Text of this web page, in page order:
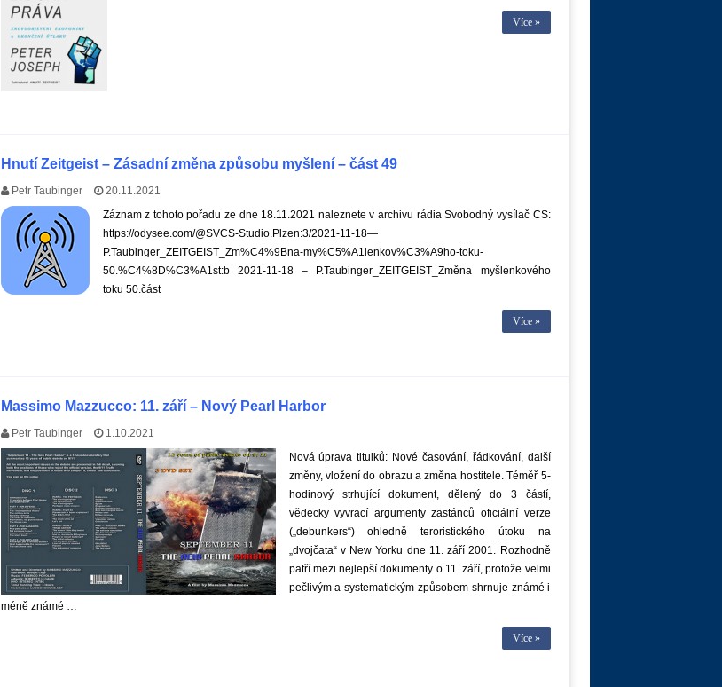
Více »
Hnutí Zeitgeist – Zásadní změna způsobu myšlení – část 49
Petr Taubinger
20.11.2021
Záznam z tohoto pořadu ze dne 18.11.2021 naleznete v archivu rádia Svobodný vysílač CS:
https://odysee.com/@SVCS-Studio.Plzen:3/2021-11-18—
P.Taubinger_ZEITGEIST_Zm%C4%9Bna-my%C5%A1lenkov%C3%A9ho-toku-
50.%C4%8D%C3%A1st:b 2021-11-18 – P.Taubinger_ZEITGEIST_Změna myšlenkového
toku 50.část
Více »
Massimo Mazzucco: 11. září – Nový Pearl Harbor
Petr Taubinger
1.10.2021
Nová úprava titulků: Nové časování, řádkování, další
změny, vložení do obrazu a změna hostitele. Téměř 5-
hodinový strhující dokument, dělený do 3 částí,
vědecky vyvrací argumenty zastánců oficiální verze
(„debunkers“) ohledně teroristického útoku na
„dvojčata“ v New Yorku dne 11. září 2001. Rozhodně
patří mezi nejlepší dokumenty o 11. září, protože velmi
pečlivým a systematickým způsobem shrnuje známé i
méně známé …
Více »